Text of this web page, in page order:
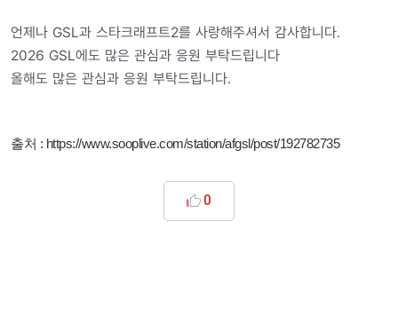
언제나 GSL과 스타크래프트2를 사랑해주셔서 감사합니다.
2026 GSL에도 많은 관심과 응원 부탁드립니다
올해도 많은 관심과 응원 부탁드립니다.
출처 : https://www.sooplive.com/station/afgsl/post/192782735
0